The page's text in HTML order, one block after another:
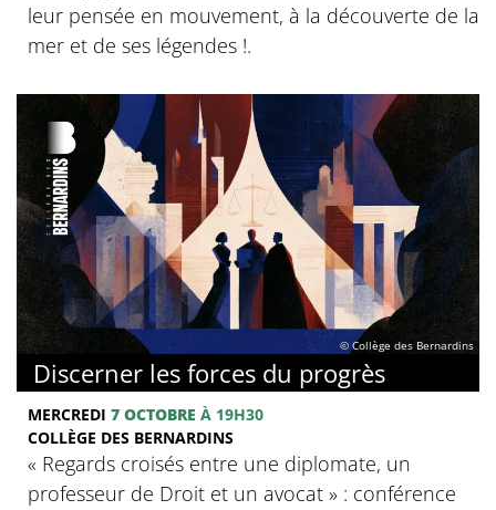
leur pensée en mouvement, à la découverte de la
mer et de ses légendes !.
© Collège des Bernardins
Discerner les forces du progrès
MERCREDI 7 OCTOBRE À 19H30
COLLÈGE DES BERNARDINS
‍« Regards croisés entre une diplomate, un
professeur de Droit et un avocat » : conférence